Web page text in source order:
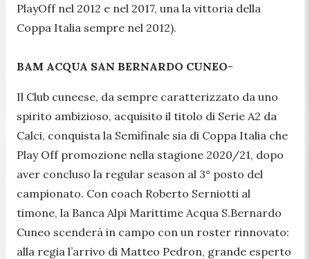
PlayOff nel 2012 e nel 2017, una la vittoria della
Coppa Italia sempre nel 2012).
BAM ACQUA SAN BERNARDO CUNEO-
Il Club cuneese, da sempre caratterizzato da uno
spirito ambizioso, acquisito il titolo di Serie A2 da
Calci, conquista la Semifinale sia di Coppa Italia che
Play Off promozione nella stagione 2020/21, dopo
aver concluso la regular season al 3° posto del
campionato. Con coach Roberto Serniotti al
timone, la Banca Alpi Marittime Acqua S.Bernardo
Cuneo scenderà in campo con un roster rinnovato:
alla regia l’arrivo di Matteo Pedron, grande esperto